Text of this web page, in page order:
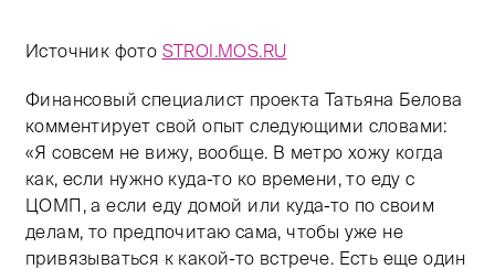
Источник фото STROI.MOS.RU
Финансовый специалист проекта Татьяна Белова
комментирует свой опыт следующими словами:
«Я совсем не вижу, вообще. В метро хожу когда
как, если нужно куда-то ко времени, то еду с
ЦОМП, а если еду домой или куда-то по своим
делам, то предпочитаю сама, чтобы уже не
привязываться к какой-то встрече. Есть еще один